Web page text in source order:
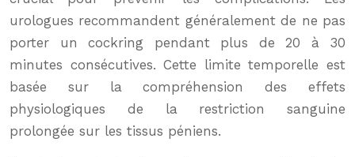
urologues recommandent généralement de ne pas
porter un cockring pendant plus de 20 à 30
minutes consécutives. Cette limite temporelle est
basée sur la compréhension des effets
physiologiques de la restriction sanguine
prolongée sur les tissus péniens.